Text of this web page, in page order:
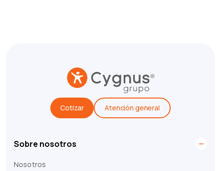
Cotizar Atención general
Sobre nosotros
Nosotros